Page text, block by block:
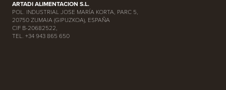
ARTADI ALIMENTACION S.L.
POL. INDUSTRIAL JOSE MARÍA KORTA, PARC 5,
20750 ZUMAIA (GIPUZKOA), ESPAÑA
CIF B-20682522,
TEL. +34 943 865 650